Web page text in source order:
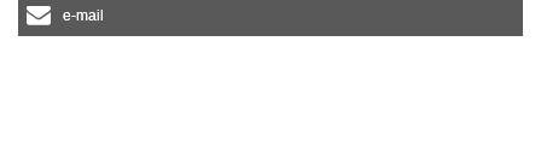
e-mail